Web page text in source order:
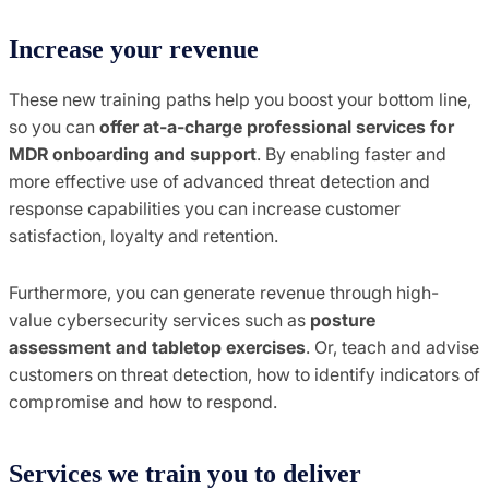
Increase your revenue
These new training paths help you boost your bottom line,
so you can offer at-a-charge professional services for
MDR onboarding and support. By enabling faster and
more effective use of advanced threat detection and
response capabilities you can increase customer
satisfaction, loyalty and retention.
Furthermore, you can generate revenue through high-
value cybersecurity services such as posture
assessment and tabletop exercises. Or, teach and advise
customers on threat detection, how to identify indicators of
compromise and how to respond.
Services we train you to deliver